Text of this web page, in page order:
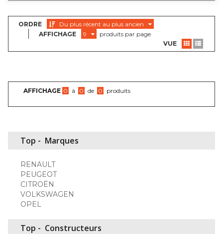
ORDRE
Du plus récent au plus ancien
AFFICHAGE
9
produits par page
VUE
AFFICHAGE 0 à 0 de 0 produits
Top - Marques
RENAULT
PEUGEOT
CITROËN
VOLKSWAGEN
OPEL
Top - Constructeurs